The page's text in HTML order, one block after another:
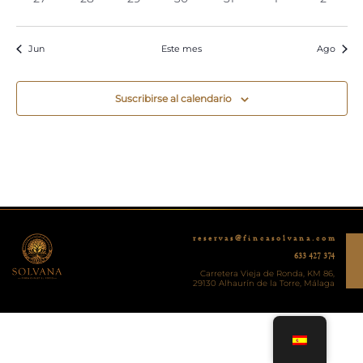
Jun Este mes Ago
Suscribirse al calendario
r e s e r v a s @ f i n c a s o l v a n a . c o m
633 427 374
Carretera Vieja de Ronda, KM 86,
29130 Alhaurín de la Torre, Málaga